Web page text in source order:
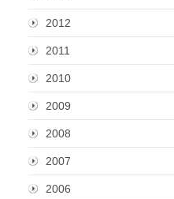
2012
2011
2010
2009
2008
2007
2006